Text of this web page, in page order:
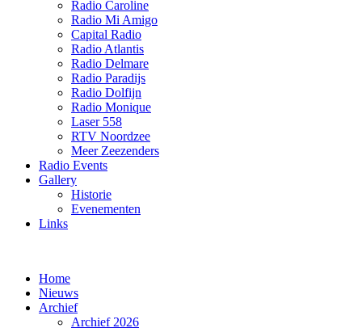
Radio Caroline
Radio Mi Amigo
Capital Radio
Radio Atlantis
Radio Delmare
Radio Paradijs
Radio Dolfijn
Radio Monique
Laser 558
RTV Noordzee
Meer Zeezenders
Radio Events
Gallery
Historie
Evenementen
Links
Home
Nieuws
Archief
Archief 2026